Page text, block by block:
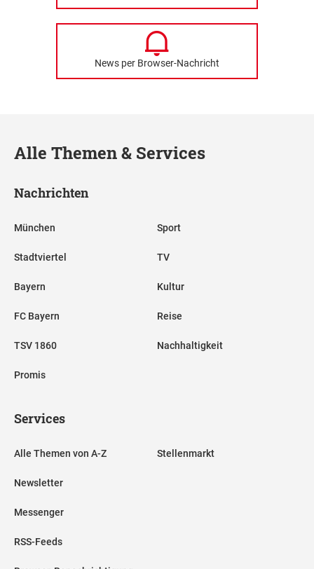
News per Browser-Nachricht
Alle Themen & Services
Nachrichten
München
Stadtviertel
Bayern
FC Bayern
TSV 1860
Promis
Sport
TV
Kultur
Reise
Nachhaltigkeit
Services
Alle Themen von A-Z
Newsletter
Messenger
RSS-Feeds
Stellenmarkt